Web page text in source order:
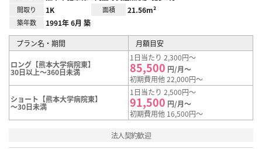
間取り 1K 面積 21.56m²
築年数 1991年 6月 築
プラン名・期間 月額目安
ロング【熊本大学病院東】
30日以上～360日未満
1日当たり 2,300円～
85,500 円/月～
初期費用他 22,000円～
ショート【熊本大学病院東】
～30日未満
1日当たり 2,500円～
91,500 円/月～
初期費用他 16,500円～
法人契約歓迎